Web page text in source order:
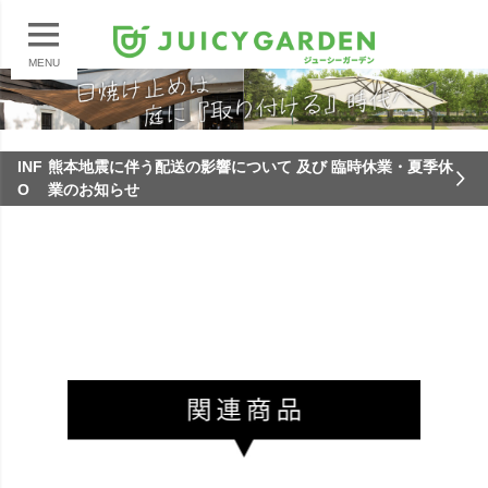
MENU
INF
O
熊本地震に伴う配送の影響について 及び 臨時休業・夏季休
業のお知らせ